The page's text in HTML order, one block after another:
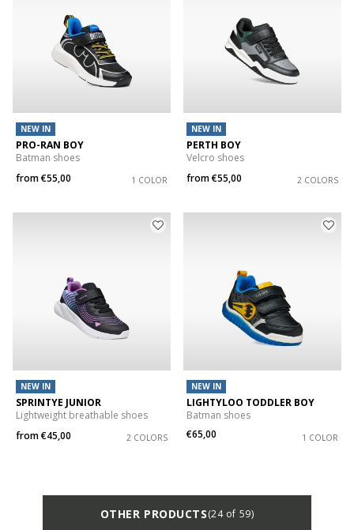
NEW IN
PRO-RAN BOY
Batman shoes
from€55,00 1 COLOR
NEW IN
PERTH BOY
Velcro shoes
from€55,00 2 COLORS
NEW IN
SPRINTYE JUNIOR
Lightweight breathable shoes
from€45,00 2 COLORS
NEW IN
LIGHTYLOO TODDLER BOY
Batman shoes
€65,00
1 COLOR
OTHER PRODUCTS(24 of 59)